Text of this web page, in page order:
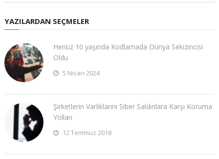
YAZILARDAN SEÇMELER
Henüz 10 yaşında Kodlamada Dünya Sekizincisi
Oldu
5 Nisan 2024
Şirketlerin Varlıklarını Siber Saldırılara Karşı Koruma
Yolları
12 Temmuz 2018